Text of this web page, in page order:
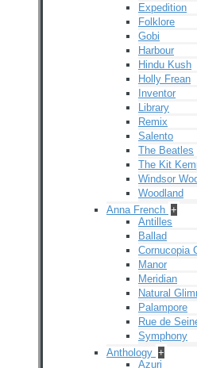
Expedition
Folklore
Gobi
Harbour
Hindu Kush
Holly Frean
Inventor
Library
Remix
Salento
The Beatles
The Kit
Windsor
Woodland
Anna French +
Antilles
Ballad
Cornucopia
Manor
Meridian
Natural
Palampore
Rue de
Symphony
Anthology +
Azuri